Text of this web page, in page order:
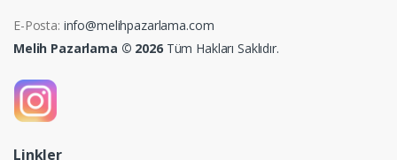
E-Posta: info@melihpazarlama.com
Melih Pazarlama © 2026Tüm Hakları Saklıdır.
Linkler